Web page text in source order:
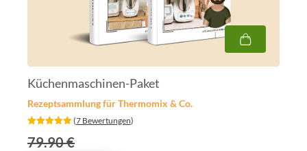
Küchenmaschinen-Paket
Rezeptsammlung für Thermomix & Co.
‎ (7 Bewertungen)
79.90 €